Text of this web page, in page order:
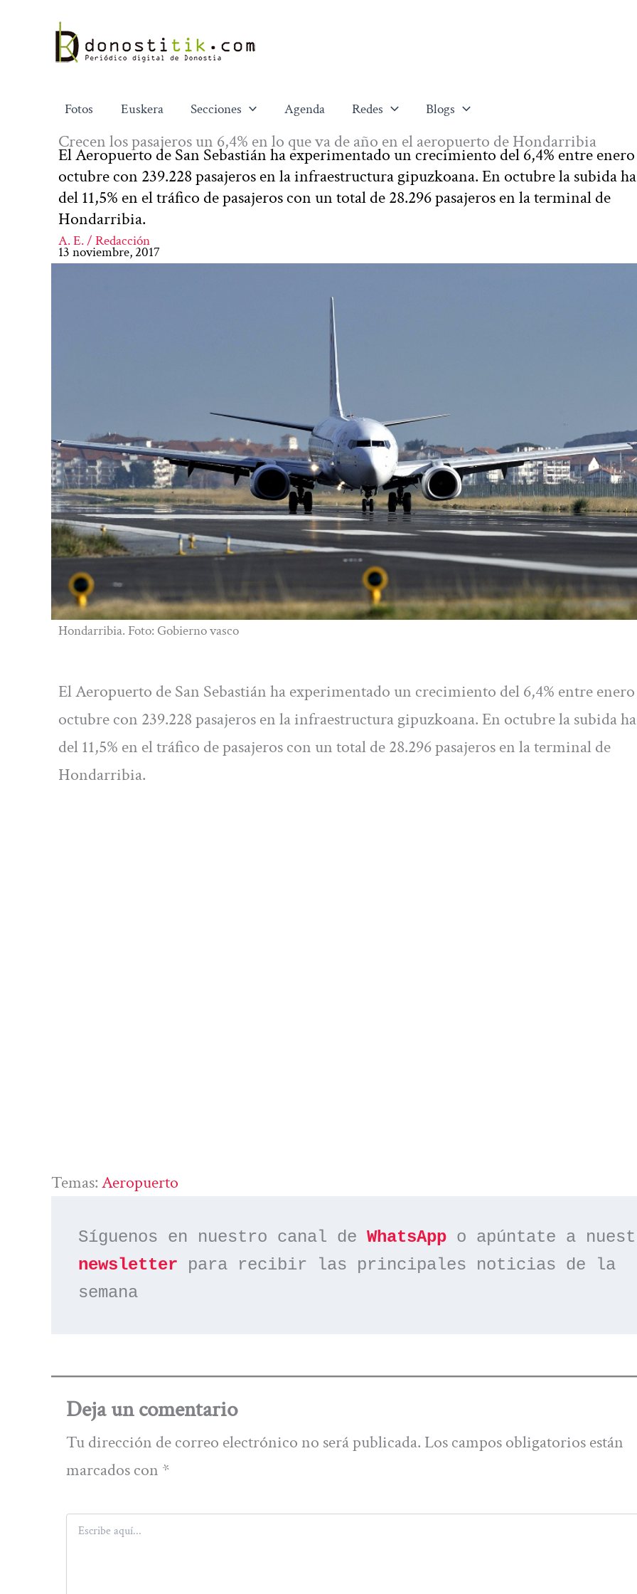
contenido
Fotos Euskera Secciones Agenda Redes Blogs
Crecen los pasajeros un 6,4% en lo que va de año en el aeropuerto de Hondarribia
El Aeropuerto de San Sebastián ha experimentado un crecimiento del 6,4% entre
octubre con 239.228 pasajeros en la infraestructura gipuzkoana. En octubre la subida
del 11,5% en el tráfico de pasajeros con un total de 28.296 pasajeros en la terminal de
Hondarribia.
A. E. / Redacción
13 noviembre, 2017
Hondarribia. Foto: Gobierno vasco
El Aeropuerto de San Sebastián ha experimentado un crecimiento del 6,4% entre
octubre con 239.228 pasajeros en la infraestructura gipuzkoana. En octubre la subida
del 11,5% en el tráfico de pasajeros con un total de 28.296 pasajeros en la terminal de
Hondarribia.
Temas:Aeropuerto
Síguenos en nuestro canal de WhatsApp
newsletter para recibir las principales noticias de la
semana
Deja un comentario
Tu dirección de correo electrónico no será publicada. Los campos obligatorios están
marcados con *
Escribe
aquí...